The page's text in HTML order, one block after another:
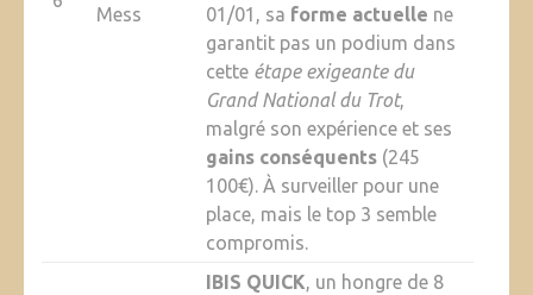
Mess
01/01, sa forme actuelle ne
garantit pas un podium dans
cette étape exigeante du
Grand National du Trot,
malgré son expérience et ses
gains conséquents(245
100€). À surveiller pour une
place, mais le top 3 semble
compromis.
IBIS QUICK, un hongre de 8